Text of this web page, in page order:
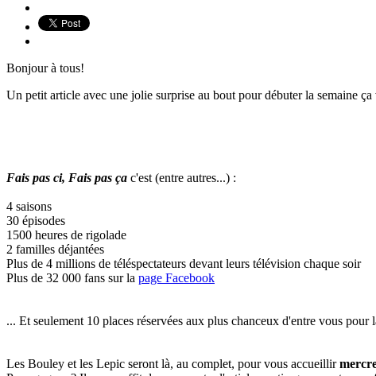
Bonjour à tous!
Un petit article avec une jolie surprise au bout pour débuter la semaine
Fais pas ci, Fais pas ça c'est (entre autres...) :
4 saisons
30 épisodes
1500 heures de rigolade
2 familles déjantées
Plus de 4 millions de téléspectateurs devant leurs télévision chaque soir
Plus de 32 000 fans sur la page Facebook
... Et seulement 10 places réservées aux plus chanceux d'entre vous
Les Bouley et les Lepic seront là, au complet, pour vous accueillir